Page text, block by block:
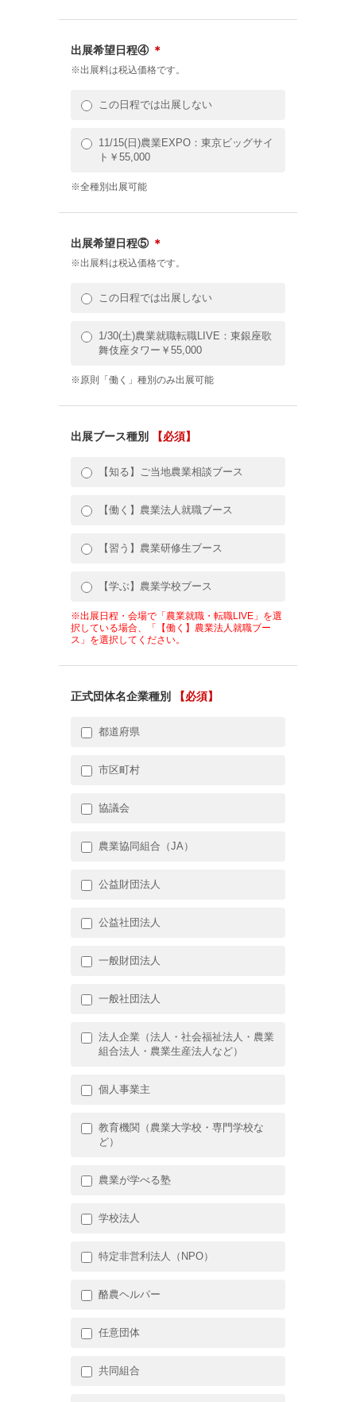
出展希望日程④ ＊
※出展料は税込価格です。
この日程では出展しない
11/15(日)農業EXPO：東京ビッグサイ
ト￥55,000
※全種別出展可能
出展希望日程⑤ ＊
※出展料は税込価格です。
この日程では出展しない
1/30(土)農業就職転職LIVE：東銀座歌
舞伎座タワー￥55,000
※原則「働く」種別のみ出展可能
出展ブース種別 【必須】
【知る】ご当地農業相談ブース
【働く】農業法人就職ブース
【習う】農業研修生ブース
【学ぶ】農業学校ブース
※出展日程・会場で「農業就職・転職LIVE」を選
択している場合、「【働く】農業法人就職ブー
ス」を選択してください。
正式団体名企業種別 【必須】
都道府県
市区町村
協議会
農業協同組合（JA）
公益財団法人
公益社団法人
一般財団法人
一般社団法人
法人企業（法人・社会福祉法人・農業
組合法人・農業生産法人など）
個人事業主
教育機関（農業大学校・専門学校な
ど）
農業が学べる塾
学校法人
特定非営利法人（NPO）
酪農ヘルパー
任意団体
共同組合